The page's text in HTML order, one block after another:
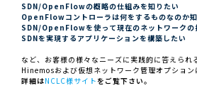
SDN/OpenFlowの概略の仕組みを知りたい
OpenFlowコントローラは何をするものなのか
SDN/OpenFlowを使って現在のネットワークの
SDNを実現するアプリケーションを構築したい
など、お客様の様々なニーズに実践的に答えられ
Hinemosおよび仮想ネットワーク管理オプション
詳細はNCLC様サイト をご覧下さい。